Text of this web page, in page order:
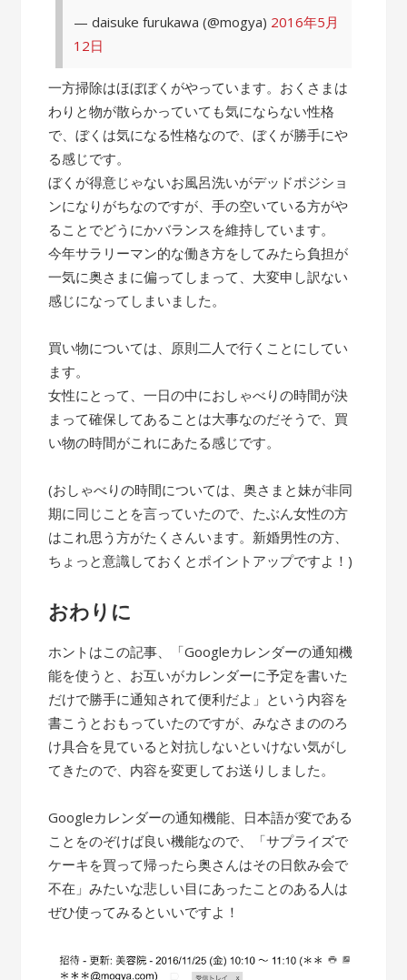
— daisuke furukawa (@mogya) 2016年5月
12日
一方掃除はほぼぼくがやっています。おくさまは
わりと物が散らかっていても気にならない性格
で、ぼくは気になる性格なので、ぼくが勝手にや
る感じです。
ぼくが得意じゃないお風呂洗いがデッドポジショ
ンになりがちなのですが、手の空いている方がや
ることでどうにかバランスを維持しています。
今年サラリーマン的な働き方をしてみたら負担が
一気に奥さまに偏ってしまって、大変申し訳ない
感じになってしまいました。
買い物については、原則二人で行くことにしてい
ます。
女性にとって、一日の中におしゃべりの時間が決
まって確保してあることは大事なのだそうで、買
い物の時間がこれにあたる感じです。
(おしゃべりの時間については、奥さまと妹が非同
期に同じことを言っていたので、たぶん女性の方
はこれ思う方がたくさんいます。新婚男性の方、
ちょっと意識しておくとポイントアップですよ！)
おわりに
ホントはこの記事、「Googleカレンダーの通知機
能を使うと、お互いがカレンダーに予定を書いた
だけで勝手に通知されて便利だよ」という内容を
書こうとおもっていたのですが、みなさまののろ
け具合を見ていると対抗しないといけない気がし
てきたので、内容を変更してお送りしました。
Googleカレンダーの通知機能、日本語が変である
ことをのぞけば良い機能なので、「サプライズで
ケーキを買って帰ったら奥さんはその日飲み会で
不在」みたいな悲しい目にあったことのある人は
ぜひ使ってみるといいですよ！